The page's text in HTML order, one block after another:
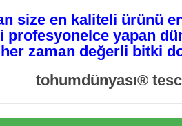
size en kaliteli ürünü
yapan
zaman değerli bitki
tohumdünyası®